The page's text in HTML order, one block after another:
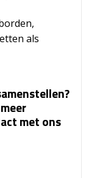
als
met ons